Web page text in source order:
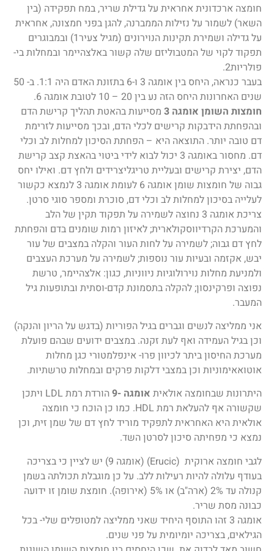
חומצה ארכדונית אחראית על גדילת שריר, במח תפקידה (בין
השאר) לשמור על נזילות הממברנה, להגן בפני חמצונה, אחראית
על גדילה ושמירת תקינות הנוירונים (מגיל צעיר1) ובמבוגרים
תפקוד לקוי של המטבוליזם שלה קשור באלצהיימר ובמחלות בי-
פולריות2
.
בעבר כנראה, היחס בין אומגה 3 ו-6 בתזונת האדם היה 1:1. ב- 50
שנים האחרונות היחס הזה נע בין 20 – 10 לטובת אומגה 6.
חומצות השומן אומגה 3
מסייעות בהאטת תהליך קרישת הדם
ובהפחתת הידבקות קרישים לכלי הדם, ובכך מסייעות לזרימת
דם טובה יותר. התוצאה היא – הפחתת הסיכון למחלות לב וכלי
דם. מחסור באומגה 3 יכול לבוא לידי ביטוי בהאצת קצב קרישת
הדם, יצירת קרישים ובעליית טריגליצרידים ולחץ דם. ואילו יחס
גבוה של חומצות שומן אומגה 6 לעומת אומגה 3 לנמצא כקשור
לעלייה בסיכון למחלות לב וכלי דם, סוכרת ומספר סוגי סרטן.
צריכת אומגה 3 נחוצה לשמירה על תפקוד תקין של הלב
והמערכת הקרדיווסקולארית; לאיזון רמות שומנים בדם והפחתת
לחץ דם גבוה; לשמירה על לחות העור והקלה במצבים של עור
יבש, אקזמה ובעיות עור נוספות; לשמירה על מערכת העצבים
ולמניעת מחלות נוירולוגיות ניווניות, כגון: אלצהיימר, טרשת
נפוצה ופרקינסון; להקלה בתסמונת קדם-וסתית ובתופעות גיל
המעבר.
אני ממליצה לנשים וגברים בגיל הפוריות (בדגש על הריון והנקה)
וכן בגיל העמידה ואף לעת זקנה. במצבים ידועים שבהם פועלת
מערכת החיסון ביתר לכיוון פרו- אינפלמטורי כגן מחלות
אוטואאימוניות וכן במצבי דלקות פרקים ובמחלות טרשתיות.
היתרונות שבחומצה אולאית אומגה -9
הורדת רמת LDL ויתכן
שקשורה אף להעלאת רמת HDL. כמו כן הוכח כי חומצה
אולאית היא האחראית לתפקיד מוריד לחץ דם של שמן זית, וכן
נמצא כי מפחיתה סיכון לסרטן השד.
לגבי חומצה ארוקית (Erucic) (אומגה 9) יש לציין כי בצריכה
בעודף עלולה להיות רעילות ללב. על כן מוגבלת תכולתה בשמן
קנולה עד 2% (ארה"ב) או 5% (אירופה). חומצת שומן זו ידועה
כבונה מסת שריר.
אומגה 3 זהו התוסף היחיד שאני ממליצה למטופלים שלי- בכל
הגילאים, בצריכה יומיומית על פני שנים.